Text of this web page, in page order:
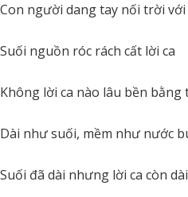
Con người dang tay nối trời
Suối nguồn róc rách cất lời ca
Không lời ca nào lâu bền bằng
Dài như suối, mềm như nước
Suối đã dài nhưng lời ca còn